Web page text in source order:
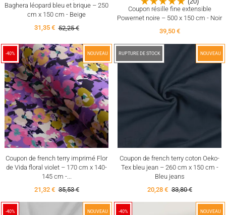
Baghera léopard bleu et brique – 250
cm x 150 cm - Beige
31,35 € 52,25 €
Coupon résille fine extensible
Powernet noire – 500 x 150 cm - Noir
39,50 €
-40% NOUVEAU
Coupon de french terry imprimé Flor
de Vida floral violet – 170 cm x 140-
145 cm -...
21,32 € 35,53 €
-40% NOUVEAU
RUPTURE DE STOCK
Coupon de french terry coton Oeko-
Tex bleu jean – 260 cm x 150 cm -
Bleu jeans
20,28 € 33,80 €
-40% NOUVEAU -40% NOUVEAU